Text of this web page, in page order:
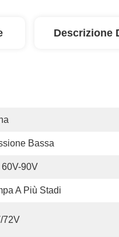
Descrizione
Bassa
60V-90V
A Più Stadi
72V